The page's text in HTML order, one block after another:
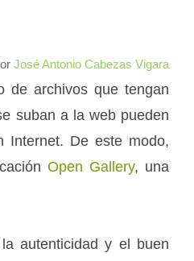
José Antonio Cabezas Vigara
de archivos que tengan
suban a la web pueden
Internet. De este modo,
Open Gallery, una
autenticidad y el buen